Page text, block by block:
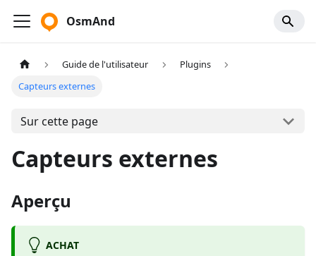
OsmAnd
Guide de l'utilisateur
Plugins
Capteurs externes
Sur cette page
Capteurs externes
Aperçu
ACHAT